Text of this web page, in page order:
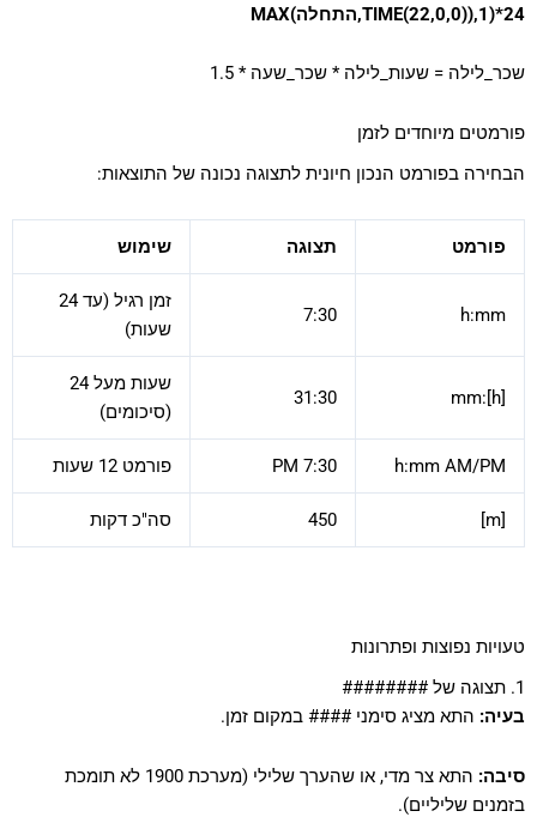
MAX(התחלה,TIME(22,0,0)),1)*24
שכר_לילה = שעות_לילה * שכר_שעה * 1.5
פורמטים מיוחדים לזמן
הבחירה בפורמט הנכון חיונית לתצוגה נכונה של התוצאות:
פורמט תצוגה שימוש
h:mm
7:30
זמן רגיל (עד 24
שעות)
[h]:mm
31:30
שעות מעל 24
(סיכומים)
h:mm AM/PM
7:30 PM פורמט 12 שעות
[m]
450 סה"כ דקות
טעויות נפוצות ופתרונות
1. תצוגה של ########
בעיה: התא מציג סימני #### במקום זמן.
סיבה:
התא צר מדי, או שהערך שלילי (מערכת 1900 לא תומכת
בזמנים שליליים).